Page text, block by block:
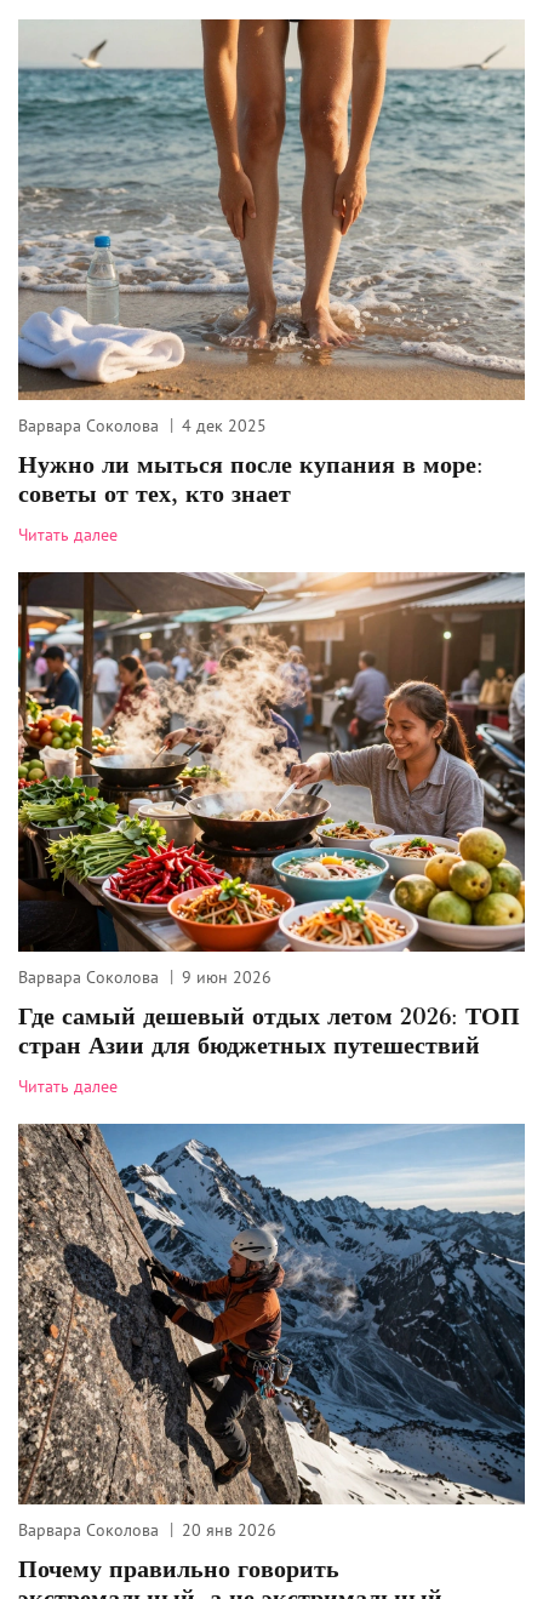
Варвара Соколова 4 дек 2025
Нужно ли мыться после купания в море:
советы от тех, кто знает
Читать далее
Варвара Соколова 9 июн 2026
Где самый дешевый отдых летом 2026: ТОП
стран Азии для бюджетных путешествий
Читать далее
Варвара Соколова 20 янв 2026
Почему правильно говорить